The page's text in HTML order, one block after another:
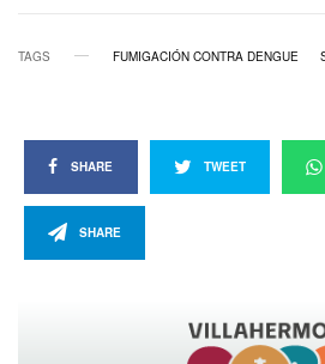
TAGS FUMIGACIÓN CONTRA DENGUE
SHARE TWEET
SHARE